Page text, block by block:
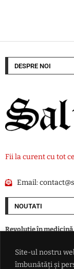
Site-ul nostru
îmbunătăți și
DESPRE NOI
Fii la curent cu tot
Email:
NOUTATI
Revoluție în
În timp ce aproape